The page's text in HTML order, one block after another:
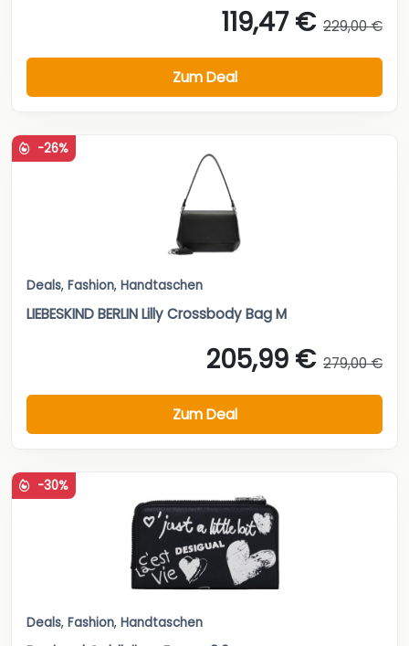
119,47 € 229,00 €
Zum Deal
-26%
Deals, Fashion, Handtaschen
LIEBESKIND BERLIN Lilly Crossbody Bag M
205,99 € 279,00 €
Zum Deal
-30%
Deals, Fashion, Handtaschen